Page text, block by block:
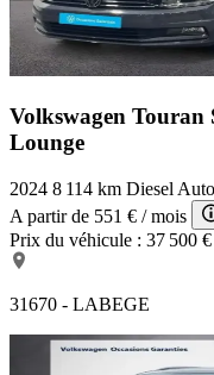
Volkswagen Touran
Lounge
2024 8 114 km Diesel
A partir de 551 € / mois
Prix du véhicule : 37 500 €
31670 - LABEGE